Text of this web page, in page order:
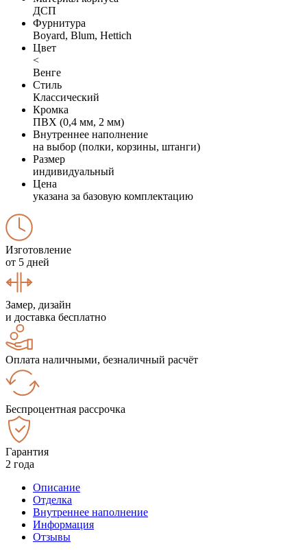
ДСП
Фурнитура
Boyard, Blum, Hettich
Цвет
<
Венге
Стиль
Классический
Кромка
ПВХ (0,4 мм, 2 мм)
Внутреннее наполнение
на выбор (полки, корзины, штанги)
Размер
индивидуальный
Цена
указана за базовую комплектацию
Изготовление
от 5 дней
Замер, дизайн
и доставка бесплатно
Оплата наличными, безналичный расчёт
Беспроцентная рассрочка
Гарантия
2 года
Описание
Отделка
Внутреннее наполнение
Информация
Отзывы